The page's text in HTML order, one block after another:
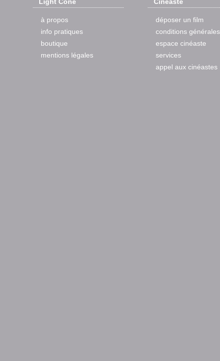
à propos
info pratiques
boutique
mentions légales
déposer un film
conditions générales
espace cinéaste
services
appel aux cinéastes